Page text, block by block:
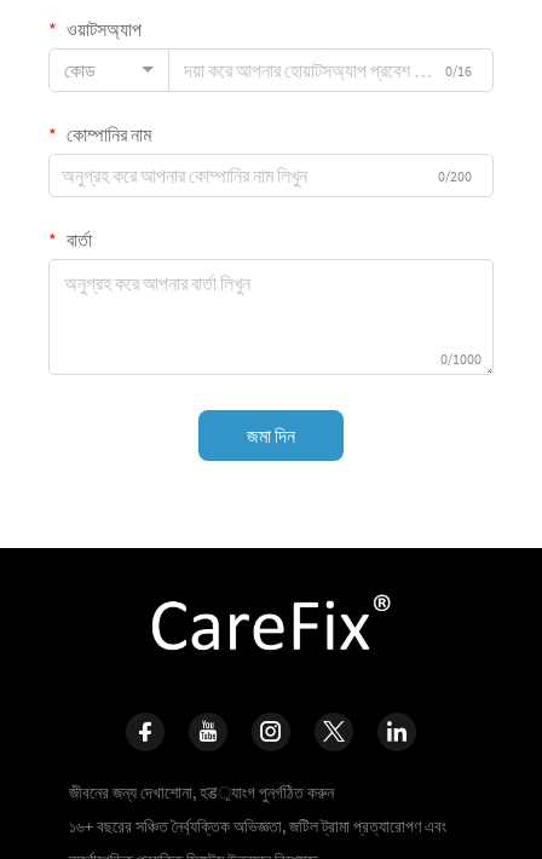
ওয়াটসঅ্যাপ
কোড
0/16
কোম্পানির নাম
0/200
বার্তা
0/1000
জমা দিন
জীবনের জন্য দেখাশোনা, হड়্যাংগ পুনর্গঠিত করুন
১৬+ বছরের সঞ্চিত নৈর্ব্যক্তিক অভিজ্ঞতা, জটিল ট্রামা প্রত্যারোপণ এবং